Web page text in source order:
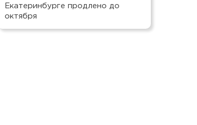
Екатеринбурге продлено до
октября